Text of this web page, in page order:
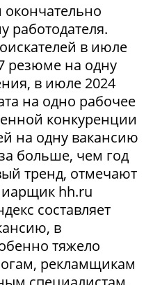
окончательно
работодателя.
в июле
резюме на одну
в июле 2024
на одно рабочее
конкуренции
на одну вакансию
больше, чем год
тренд, отмечают
hh.ru
составляет
в
тяжело
рекламщикам